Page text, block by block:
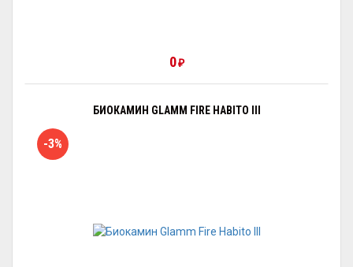
0₽
БИОКАМИН GLAMM FIRE HABITO III
-3%